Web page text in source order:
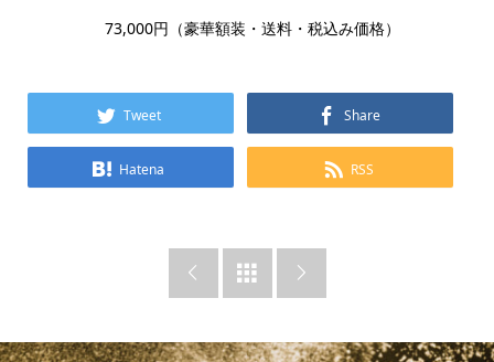
73,000円（豪華額装・送料・税込み価格）
Tweet Share
Hatena RSS
  